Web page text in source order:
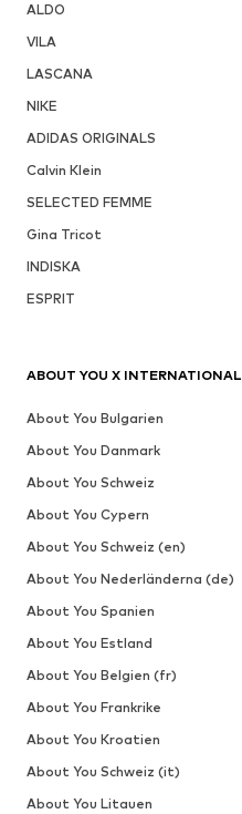
ALDO
VILA
LASCANA
NIKE
ADIDAS ORIGINALS
Calvin Klein
SELECTED FEMME
Gina Tricot
INDISKA
ESPRIT
ABOUT YOU X INTERNATIONAL
About You Bulgarien
About You Danmark
About You Schweiz
About You Cypern
About You Schweiz (en)
About You Nederländerna (de)
About You Spanien
About You Estland
About You Belgien (fr)
About You Frankrike
About You Kroatien
About You Schweiz (it)
About You Litauen